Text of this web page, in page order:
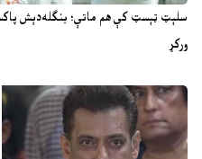
سلېټ ټېسټ کې هم ماتې؛ بنګله‌دېش
ورکړ